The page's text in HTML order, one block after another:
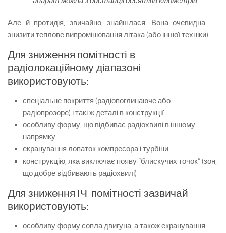
Але й протидія, звичайно, знайшлася. Вона очевидна —
знизити теплове випромінювання літака (або іншої техніки).
Для зниження помітності в
радіолокаційному діапазоні
використовують:
спеціальне покриття (радіопоглинаюче або
радіопрозоре) і такі ж деталі в конструкції
особливу форму, що відбиває радіохвилі в іншому
напрямку
екранування лопаток компресора і турбіни
конструкцію, яка виключає появу “блискучих точок” (зон,
що добре відбивають радіохвилі)
Для зниження ІЧ-помітності зазвичай
використовують:
особливу форму сопла двигуна, а також екранування